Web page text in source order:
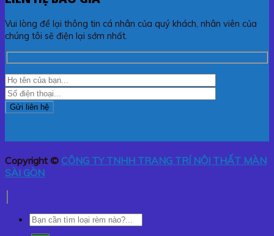
Vui lòng để lại thông tin cá nhân của quý khách, nhân viên của
chúng tôi sẽ điện lại sớm nhất.
Copyright © CÔNG TY TNHH TRANG TRÍ NỘI THẤT MÀN
SÀI GÒN
Tìm
kiếm: